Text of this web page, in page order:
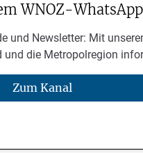
WNOZ-
und Newsletter: Mit
und die Metropolregion
Zum Kanal